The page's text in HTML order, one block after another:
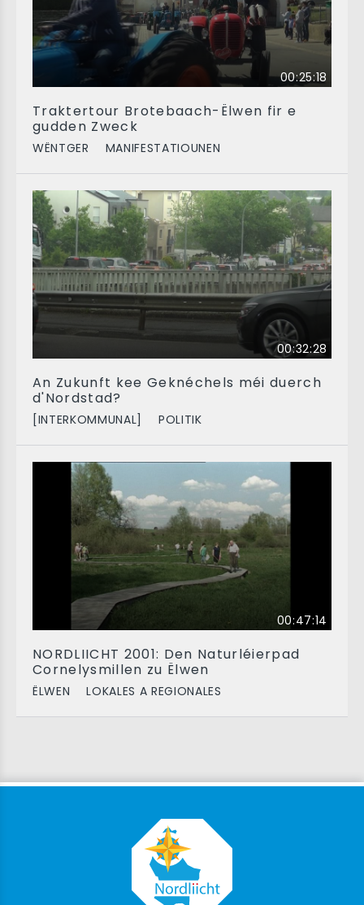
00:25:18
Traktertour Brotebaach-Ëlwen fir e
gudden Zweck
WËNTGER MANIFESTATIOUNEN
00:32:28
An Zukunft kee Geknéchels méi duerch
d'Nordstad?
[INTERKOMMUNAL] POLITIK
00:47:14
NORDLIICHT 2001: Den Naturléierpad
Cornelysmillen zu Ëlwen
ËLWEN LOKALES A REGIONALES